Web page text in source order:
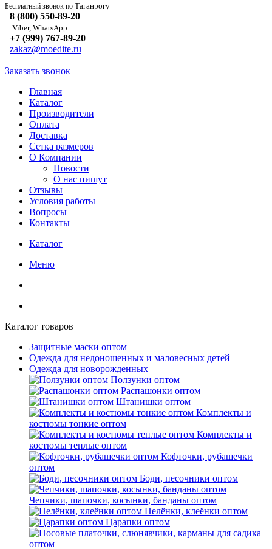
Бесплатный звонок по Таганрогу
8 (800) 550-89-20
Viber, WhatsApp
+7 (999) 767-89-20
zakaz@moedite.ru
Заказать звонок
Главная
Каталог
Производители
Оплата
Доставка
Сетка размеров
О Компании
Новости
О нас пишут
Отзывы
Условия работы
Вопросы
Контакты
Каталог
Меню
Каталог товаров
Защитные маски оптом
Одежда для недоношенных и маловесных детей
Одежда для новорожденных
Ползунки оптом
Распашонки оптом
Штанишки оптом
Комплекты и
костюмы тонкие оптом
Комплекты и
костюмы теплые оптом
Кофточки, рубашечки
оптом
Боди, песочники оптом
Чепчики, шапочки, косынки, банданы оптом
Пелёнки, клеёнки оптом
Царапки оптом